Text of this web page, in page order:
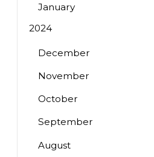
January
2024
December
November
October
September
August